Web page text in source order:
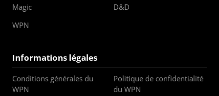
Magic
D&D
WPN
Informations légales
Conditions générales du
WPN
Politique de confidentialité
du WPN